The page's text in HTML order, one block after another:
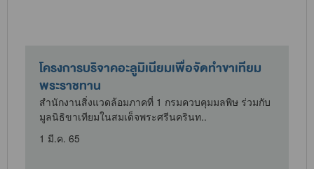
บริจาคอะลูมิเนียมเพื่อจัดทำขาเทียม
งแวดล้อมภาคที่ 1 กรมควบคุมมลพิษ ร่วมกับ
ยมในสมเด็จพระศรีนครินท..
จดหมายข่าวพิ
คพ.